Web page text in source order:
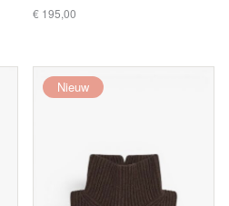
€ 195,00
Nieuw